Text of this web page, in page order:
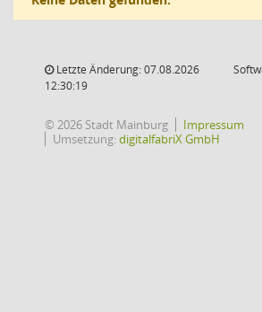
Letzte Änderung: 07.08.2026
12:30:19
© 2026 Stadt Mainburg
Impressum
Umsetzung:digitalfabriX GmbH